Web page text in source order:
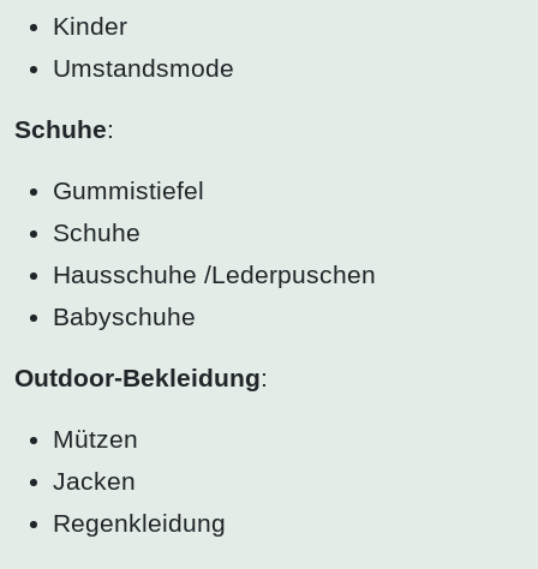
Kinder
Umstandsmode
Schuhe:
Gummistiefel
Schuhe
Hausschuhe /Lederpuschen
Babyschuhe
Outdoor-Bekleidung:
Mützen
Jacken
Regenkleidung